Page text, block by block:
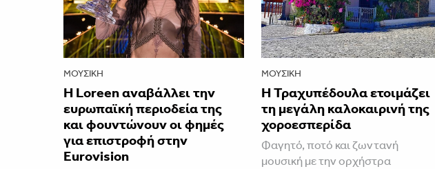
ΜΟΥΣΙΚΉ
Η Loreen αναβάλλει την
ευρωπαϊκή περιοδεία της
και φουντώνουν οι φημές
για επιστροφή στην
Eurovision
ΜΟΥΣΙΚΉ
Η Τραχυπέδουλα ετοιμάζει
τη μεγάλη καλοκαιρινή της
χοροεσπερίδα
Φαγητό, ποτό και ζωντανή
μουσική με την ορχήστρα